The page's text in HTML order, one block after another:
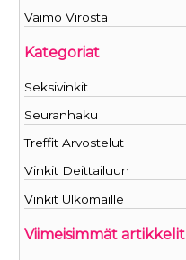
Vaimo Virosta
Kategoriat
Seksivinkit
Seuranhaku
Treffit Arvostelut
Vinkit Deittailuun
Vinkit Ulkomaille
Viimeisimmät artikkelit